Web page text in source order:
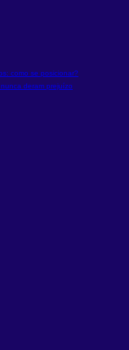
como se posicionar?
deram prejuízo